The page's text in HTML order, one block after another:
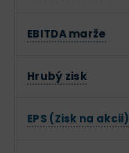
EBITDA marže
Hrubý zisk
EPS (Zisk na akcii)